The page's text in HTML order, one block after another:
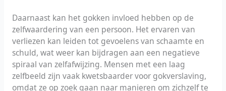
Daarnaast kan het gokken invloed hebben op de
zelfwaardering van een persoon. Het ervaren van
verliezen kan leiden tot gevoelens van schaamte en
schuld, wat weer kan bijdragen aan een negatieve
spiraal van zelfafwijzing. Mensen met een laag
zelfbeeld zijn vaak kwetsbaarder voor gokverslaving,
omdat ze op zoek gaan naar manieren om zichzelf te